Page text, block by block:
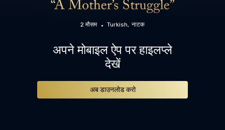
2 मौसम Turkish नाटक
अपने मोबाइल ऐप पर हाइलप्ले
देखें
अब डाउनलोड करो